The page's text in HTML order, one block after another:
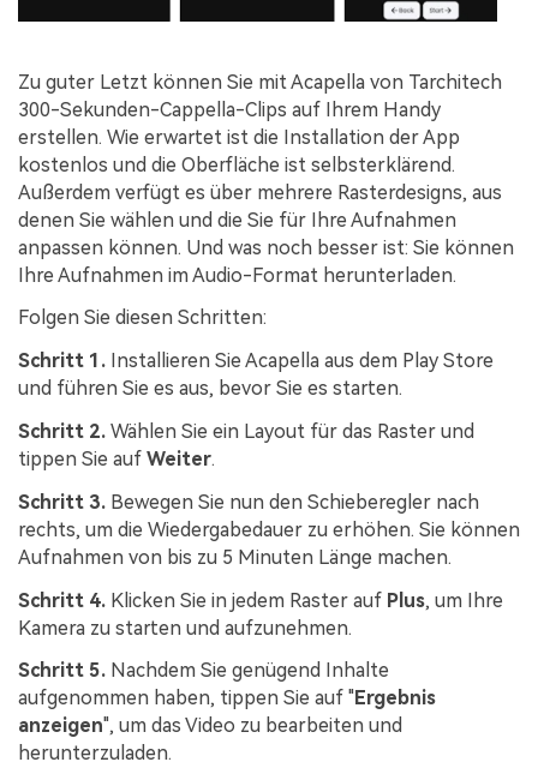
Zu guter Letzt können Sie mit Acapella von Tarchitech
300-Sekunden-Cappella-Clips auf Ihrem Handy
erstellen. Wie erwartet ist die Installation der App
kostenlos und die Oberfläche ist selbsterklärend.
Außerdem verfügt es über mehrere Rasterdesigns, aus
denen Sie wählen und die Sie für Ihre Aufnahmen
anpassen können. Und was noch besser ist: Sie können
Ihre Aufnahmen im Audio-Format herunterladen.
Folgen Sie diesen Schritten:
Schritt 1. Installieren Sie Acapella aus dem Play Store
und führen Sie es aus, bevor Sie es starten.
Schritt 2. Wählen Sie ein Layout für das Raster und
tippen Sie auf Weiter.
Schritt 3. Bewegen Sie nun den Schieberegler nach
rechts, um die Wiedergabedauer zu erhöhen. Sie können
Aufnahmen von bis zu 5 Minuten Länge machen.
Schritt 4. Klicken Sie in jedem Raster auf Plus, um Ihre
Kamera zu starten und aufzunehmen.
Schritt 5. Nachdem Sie genügend Inhalte
aufgenommen haben, tippen Sie auf "Ergebnis
anzeigen", um das Video zu bearbeiten und
herunterzuladen.